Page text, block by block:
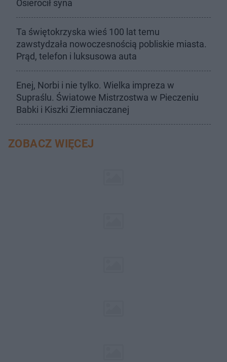
Osierocił syna
Ta świętokrzyska wieś 100 lat temu
zawstydzała nowoczesnością pobliskie miasta.
Prąd, telefon i luksusowa auta
Enej, Norbi i nie tylko. Wielka impreza w
Supraślu. Światowe Mistrzostwa w Pieczeniu
Babki i Kiszki Ziemniaczanej
ZOBACZ WIĘCEJ